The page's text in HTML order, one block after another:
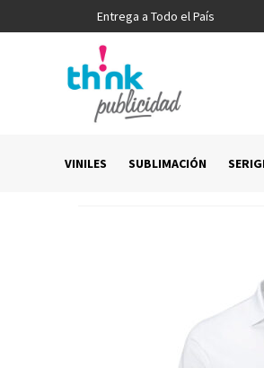
Entrega a Todo el País
Promo Think
VINILES SUBLIMACIÓN